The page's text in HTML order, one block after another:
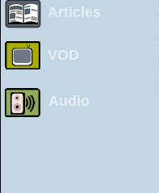
Articles
VOD
Audio